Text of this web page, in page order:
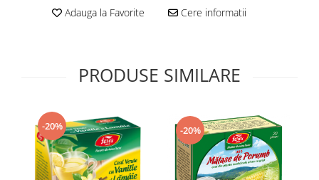
Supliment Zinc
Vitamine si minerale
Adauga la Favorite Cere informatii
PRODUSE SIMILARE
-20% -20%